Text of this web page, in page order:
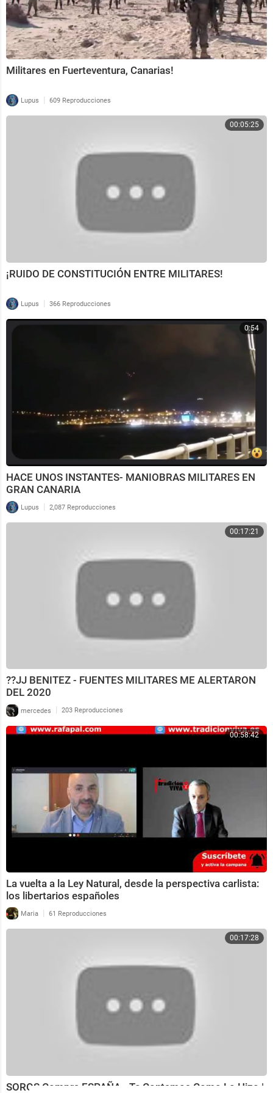
Militares en Fuerteventura, Canarias!
Lupus | 609 Reproducciones
00:05:25
¡RUIDO DE CONSTITUCIÓN ENTRE MILITARES!
Lupus | 366 Reproducciones
0:54
HACE UNOS INSTANTES- MANIOBRAS MILITARES EN
GRAN CANARIA
Lupus | 2,087 Reproducciones
00:17:21
??JJ BENITEZ - FUENTES MILITARES ME ALERTARON
DEL 2020
mercedes | 203 Reproducciones
00:58:42
La vuelta a la Ley Natural, desde la perspectiva carlista:
los libertarios españoles
Maria | 61 Reproducciones
00:17:28
SOROS Compra ESPAÑA - Te Contamos Como Lo Hizo |